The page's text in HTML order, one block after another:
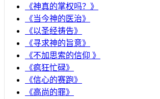
《神真的掌权吗？》
《当今神的医治》
《以圣经祷告》
《寻求神的旨意》
《不加思索的信仰 》
《疯狂忙碌》
《信心的赛跑》
《高尚的罪》